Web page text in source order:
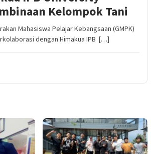
Kelompok Tani
Mahasiswa Pelajar Kebangsaan (GMPK)
dengan Himakua IPB […]